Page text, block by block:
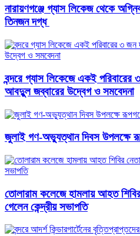
নারায়ণগঞ্জে গ্যাস লিকেজ থেকে
তিনজন দগ্ধ ​
বন্দরে গ্যাস লিকেজে একই
আবদুুল জব্বারের উদ্বেগ ও সমবেদনা
জুলাই গণ-অভ্যুত্থান দিবস উপলক্ষে
তোলারাম কলেজে হামলায় আহত
গেলেন কেন্দ্রীয় সভাপতি